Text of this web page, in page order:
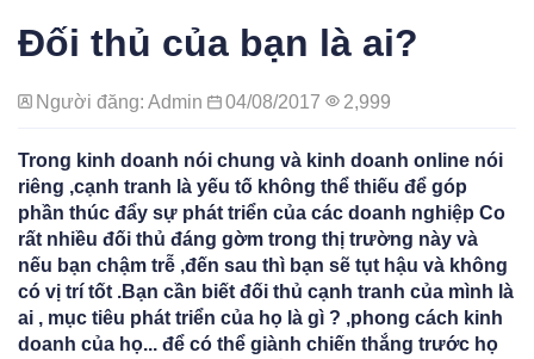
Đối thủ của bạn là ai?
Người đăng: Admin 04/08/2017 2,999
Trong kinh doanh nói chung và kinh doanh online nói
riêng ,cạnh tranh là yếu tố không thể thiếu để góp
phần thúc đẩy sự phát triển của các doanh nghiệp Co
rất nhiều đối thủ đáng gờm trong thị trường này và
nếu bạn chậm trễ ,đến sau thì bạn sẽ tụt hậu và không
có vị trí tốt .Bạn cần biết đối thủ cạnh tranh của mình là
ai , mục tiêu phát triển của họ là gì ? ,phong cách kinh
doanh của họ... để có thể giành chiến thắng trước họ